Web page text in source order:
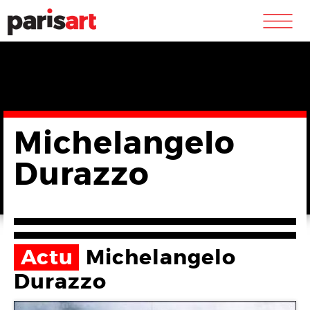
m
Michelangelo
Durazzo
Actu
Michelangelo
Durazzo